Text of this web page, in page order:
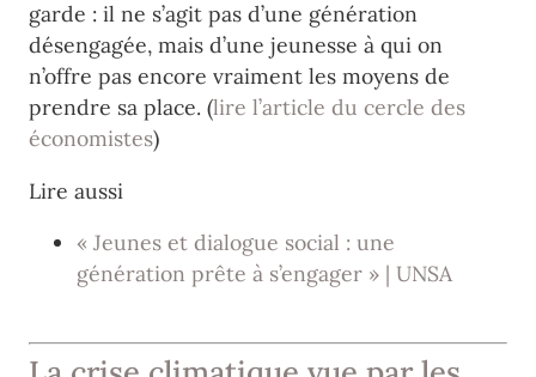
garde : il ne s’agit pas d’une génération
désengagée, mais d’une jeunesse à qui on
n’offre pas encore vraiment les moyens de
prendre sa place. (lire l’article du cercle des
économistes)
Lire aussi
« Jeunes et dialogue social : une
génération prête à s’engager » | UNSA